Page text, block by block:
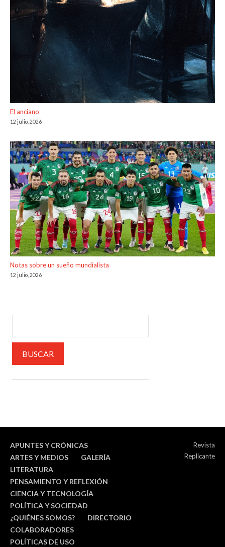
El anciano
12 julio, 2026
Notas sobre un sueño mundialista
12 julio, 2026
APUNTES Y CRÓNICAS
ARTES Y MEDIOS
GALERÍA
LITERATURA
PENSAMIENTO Y REFLEXIÓN
CIENCIA Y TECNOLOGÍA
POLÍTICA Y SOCIEDAD
¿QUIÉNES SOMOS?
DIRECTORIO
COLABORADORES
POLÍTICAS DE USO
Revista
Replicante